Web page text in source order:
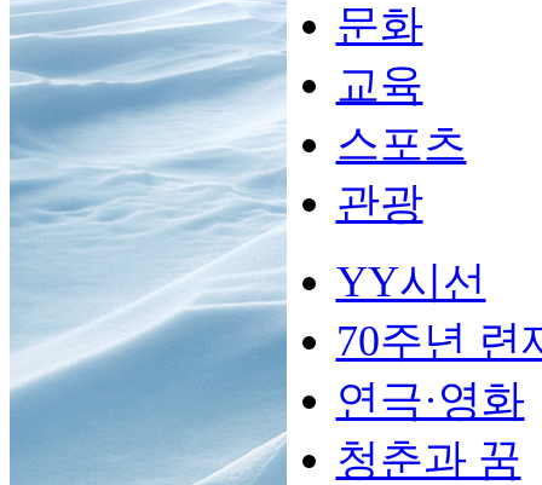
문화
교육
스포츠
관광
YY시선
70주년 련
연극·영화
청춘과 꿈